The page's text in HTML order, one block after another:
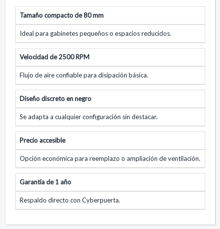
Tamaño compacto de 80 mm
Ideal para gabinetes pequeños o espacios reducidos.
Velocidad de 2500 RPM
Flujo de aire confiable para disipación básica.
Diseño discreto en negro
Se adapta a cualquier configuración sin destacar.
Precio accesible
Opción económica para reemplazo o ampliación de ventilación.
Garantía de 1 año
Respaldo directo con Cyberpuerta.